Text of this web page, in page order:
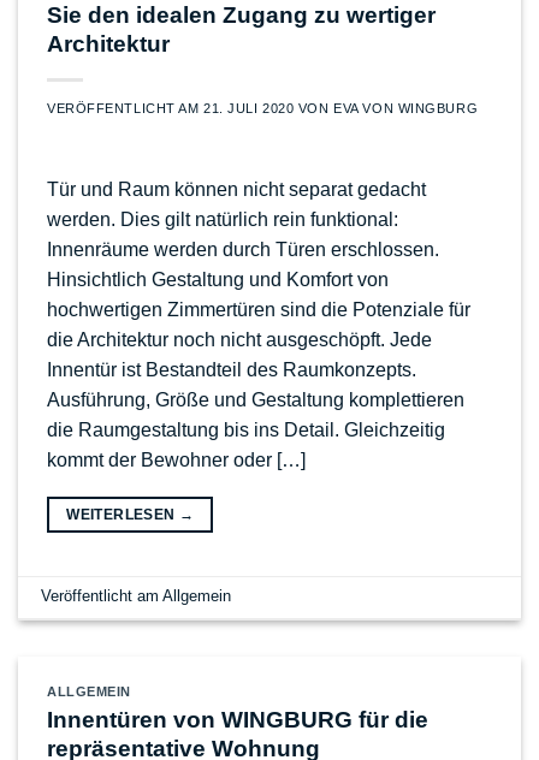
Sie den idealen Zugang zu wertiger
Architektur
VERÖFFENTLICHT AM21. JULI 2020 VONEVA VON WINGBURG
Tür und Raum können nicht separat gedacht
werden. Dies gilt natürlich rein funktional:
Innenräume werden durch Türen erschlossen.
Hinsichtlich Gestaltung und Komfort von
hochwertigen Zimmertüren sind die Potenziale für
die Architektur noch nicht ausgeschöpft. Jede
Innentür ist Bestandteil des Raumkonzepts.
Ausführung, Größe und Gestaltung komplettieren
die Raumgestaltung bis ins Detail. Gleichzeitig
kommt der Bewohner oder […]
WEITERLESEN →
Veröffentlicht amAllgemein
ALLGEMEIN
Innentüren von WINGBURG für die
repräsentative Wohnung